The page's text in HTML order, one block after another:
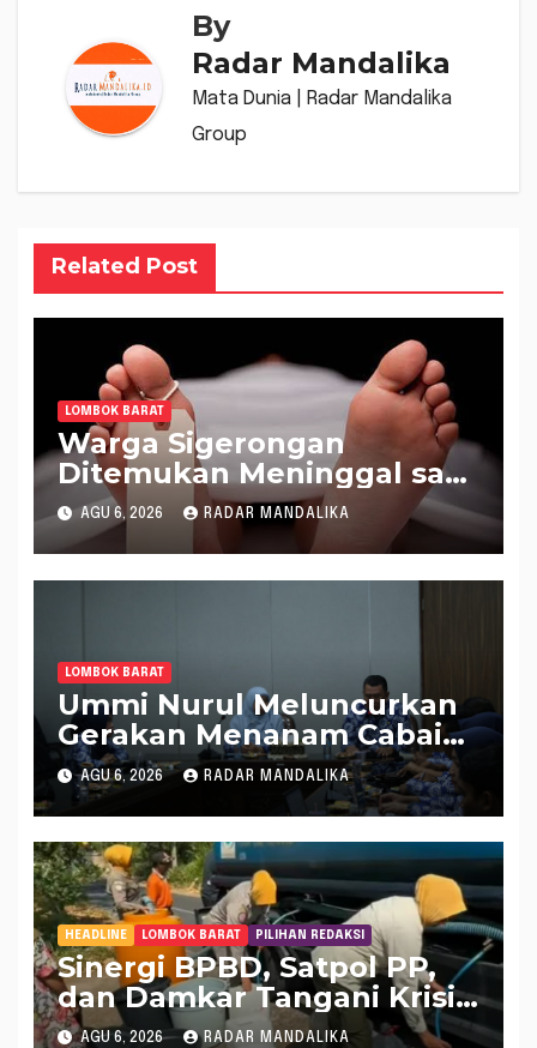
By
Radar Mandalika
Mata Dunia | Radar Mandalika
Group
Related Post
LOMBOK BARAT
Warga Sigerongan
Ditemukan Meninggal saat
Setrum Ikan di Sungai
AGU 6, 2026 RADAR MANDALIKA
LOMBOK BARAT
Ummi Nurul Meluncurkan
Gerakan Menanam Cabai
Tangani Inflasi
AGU 6, 2026 RADAR MANDALIKA
HEADLINE LOMBOK BARAT PILIHAN REDAKSI
Sinergi BPBD, Satpol PP,
dan Damkar Tangani Krisis
Air Bersih di Lobar
AGU 6, 2026 RADAR MANDALIKA